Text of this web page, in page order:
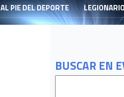
AL PIE DEL DEPORTE
BUSCAR EN